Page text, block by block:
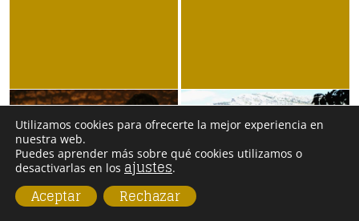
25€
Utilizamos cookies para ofrecerte la mejor experiencia en
nuestra web.
Puedes aprender más sobre qué cookies utilizamos o
desactivarlas en los ajustes.
Aceptar Rechazar